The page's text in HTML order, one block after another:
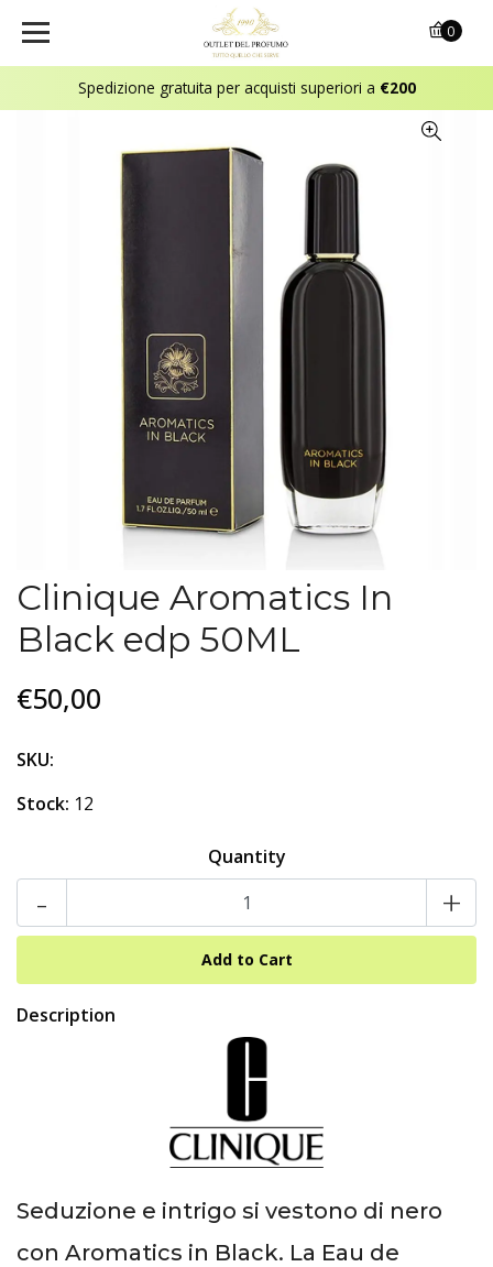
Spedizione gratuita per acquisti superiori a €200
0
Clinique Aromatics In
Black edp 50ML
€50,00
SKU:
Stock: 12
Quantity
- +
Description
Seduzione e intrigo si vestono di nero
con Aromatics in Black. La Eau de